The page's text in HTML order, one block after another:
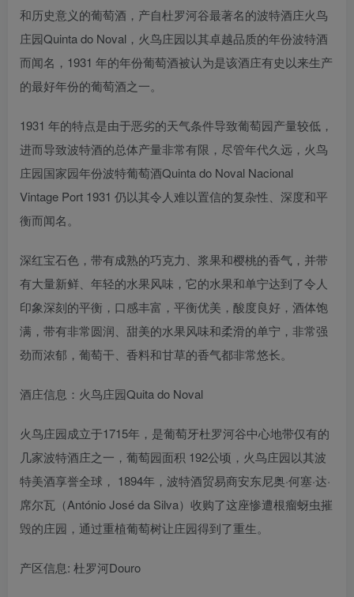
和历史意义的葡萄酒，产自杜罗河谷最著名的波特酒庄火鸟
庄园Quinta do Noval，火鸟庄园以其卓越品质的年份波特酒
而闻名，1931 年的年份葡萄酒被认为是该酒庄有史以来生产
的最好年份的葡萄酒之一。
1931 年的特点是由于恶劣的天气条件导致葡萄园产量较低，
进而导致波特酒的总体产量非常有限，尽管年代久远，火鸟
庄园国家园年份波特葡萄酒Quinta do Noval Nacional
Vintage Port 1931 仍以其令人难以置信的复杂性、深度和平
衡而闻名。
深红宝石色，带有成熟的巧克力、浆果和樱桃的香气，并带
有大量新鲜、年轻的水果风味，它的水果和单宁达到了令人
印象深刻的平衡，口感丰富，平衡优美，酸度良好，酒体饱
满，带有非常圆润、甜美的水果风味和柔滑的单宁，非常强
劲而浓郁，葡萄干、香料和甘草的香气都非常悠长。
酒庄信息：火鸟庄园Quita do Noval
火鸟庄园成立于1715年，是葡萄牙杜罗河谷中心地带仅有的
几家波特酒庄之一，葡萄园面积 192公顷，火鸟庄园以其波
特美酒享誉全球， 1894年，波特酒贸易商安东尼奥·何塞·达·
席尔瓦（António José da Silva）收购了这座惨遭根瘤蚜虫摧
毁的庄园，通过重植葡萄树让庄园得到了重生。
产区信息: 杜罗河Douro